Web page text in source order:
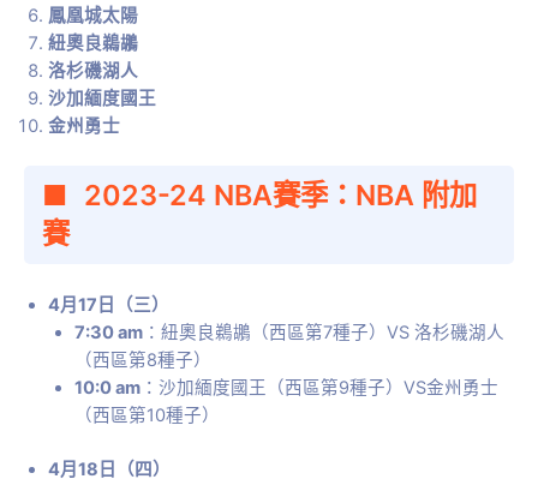
鳳凰城太陽
紐奧良鵜鶘
洛杉磯湖人
沙加緬度國王
金州勇士
2023-24 NBA賽季：NBA 附加
賽
4月17日（三）
7:30 am：紐奧良鵜鶘（西區第7種子）VS 洛杉磯湖人
（西區第8種子）
10:0 am：沙加緬度國王（西區第9種子）VS金州勇士
（西區第10種子）
4月18日（四）